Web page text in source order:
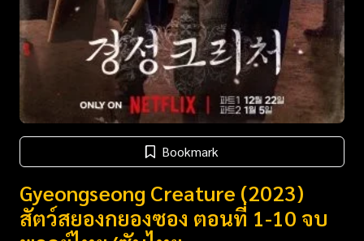
Bookmark
Gyeongseong Creature (2023)
สัตว์สยองกยองซอง ตอนที่ 1-10 จบ